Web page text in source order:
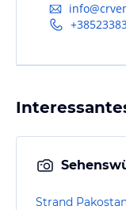
Strand